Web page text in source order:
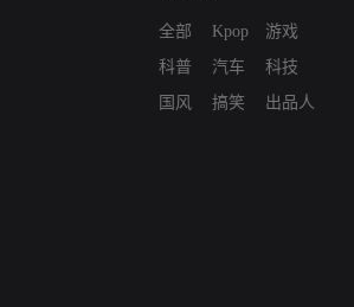
全部
科普
国风
Kpop
汽车
搞笑
游戏
科技
出品人